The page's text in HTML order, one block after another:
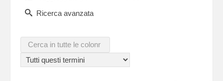
Ricerca avanzata